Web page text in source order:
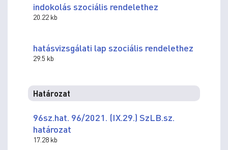
indokolás szociális rendelethez
20.22 kb
hatásvizsgálati lap szociális rendelethez
29.5 kb
Határozat
96sz.hat. 96/2021. (IX.29.) SzLB.sz.
határozat
17.28 kb